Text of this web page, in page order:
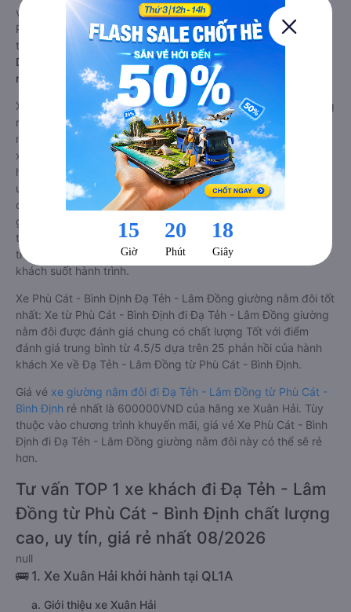
vào vị trí ngồi của bạn và chương trình khuyến mãi, giá vé Xe
Phù Cát - Bình Định đi Đạ Tẻh - Lâm Đồng limousine này có
thể sẽ rẻ hơn
Dòng xe đi Đạ Tẻh - Lâm Đồng từ Phù Cát - Bình Định giường
nằm đôi: Riêng tư, đầy đủ tiện nghi
Xe khách đi Đạ Tẻh - Lâm Đồng từ Phù Cát - Bình Định giường
nằm đôi là loại xe đặc biệt. Với mỗi giường được thiết kế như
một phòng ngủ khách sạn sang trọng, hiện đại. Đây là dòng
xe giường nằm cho cặp đôi đi Đạ Tẻh - Lâm Đồng mới xuất
hiện tại Việt Nam. Loại xe giường nằm đôi ra đời nhằm đáp
ứng yêu cầu ngày càng cao của khách hàng về chất lượng
dịch vụ vận tải. So với xe giường nằm thông thường, xe
giường nằm đôi đi Đạ Tẻh - Lâm Đồng có nhiều ưu điểm và
tiện nghi vượt trội. Màn hình LCD với hàng nghìn bộ phim giải
trí, wifi, và nước uống và chăn đắp miễn phí phục vụ hành
khách suốt hành trình.
Xe Phù Cát - Bình Định Đạ Tẻh - Lâm Đồng giường nằm đôi tốt
nhất: Xe từ Phù Cát - Bình Định đi Đạ Tẻh - Lâm Đồng giường
nằm đôi được đánh giá chung có chất lượng Tốt với điểm
đánh giá trung bình từ 4.5/5 dựa trên 25 phản hồi của hành
khách Xe về Đạ Tẻh - Lâm Đồng từ Phù Cát - Bình Định.
Giá vé xe giường nằm đôi đi Đạ Tẻh - Lâm Đồng từ Phù Cát -
Bình Định rẻ nhất là 600000VND của hãng xe Xuân Hải. Tùy
thuộc vào chương trình khuyến mãi, giá vé Xe Phù Cát - Bình
Định đi Đạ Tẻh - Lâm Đồng giường nằm đôi này có thể sẽ rẻ
hơn.
Tư vấn TOP 1 xe khách đi Đạ Tẻh - Lâm
Đồng từ Phù Cát - Bình Định chất lượng
cao, uy tín, giá rẻ nhất 08/2026
null
🚌 1. Xe Xuân Hải khởi hành tại QL1A
a. Giới thiệu xe Xuân Hải